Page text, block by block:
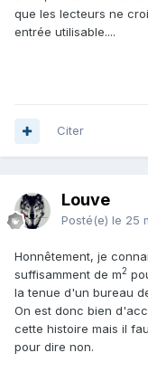
que les lecteurs ne
entrée utilisable....
Citer
Louve
Posté(e) le 25
Honnêtement, je
suffisamment de m2
la tenue d'un bureau
On est donc bien
cette histoire mais il
pour dire non.